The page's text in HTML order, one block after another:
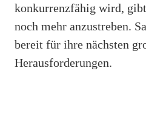
konkurrenzfähig wird,
noch mehr anzustreben.
bereit für ihre nächsten
Herausforderungen.